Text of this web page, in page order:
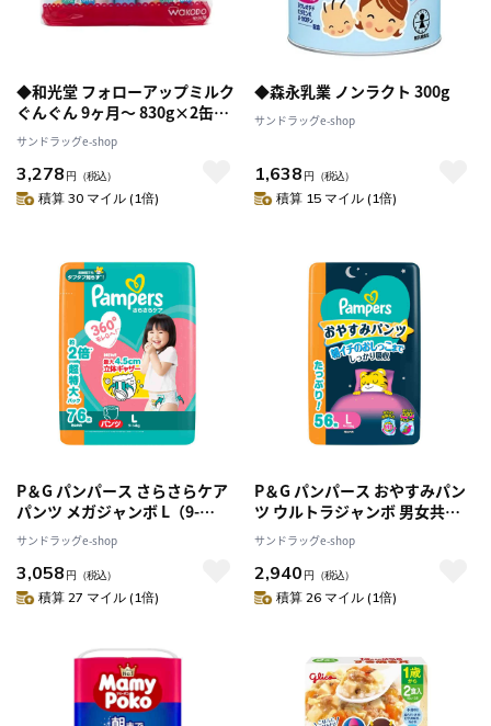
◆和光堂 フォローアップミルク
ぐんぐん 9ヶ月～ 830g×2缶パ
ック
サンドラッグe-shop
3,278 円 （税込）
積算 30 マイル (1倍)
◆森永乳業 ノンラクト 300g
サンドラッグe-shop
1,638 円 （税込）
積算 15 マイル (1倍)
P＆G パンパース さらさらケア
パンツ メガジャンボ L（9-
14kg） 76枚
サンドラッグe-shop
3,058 円 （税込）
積算 27 マイル (1倍)
P＆G パンパース おやすみパン
ツ ウルトラジャンボ 男女共用
L（9-14kg） 56枚
サンドラッグe-shop
2,940 円 （税込）
積算 26 マイル (1倍)